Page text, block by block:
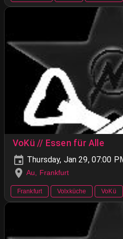
VoKü // Essen für Alle
Thursday, Jan 29, 07:00
Au, Frankfurt
Frankfurt Volxküche VoKü